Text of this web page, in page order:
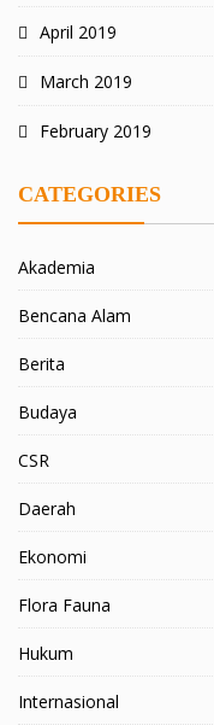
April 2019
March 2019
February 2019
CATEGORIES
Akademia
Bencana Alam
Berita
Budaya
CSR
Daerah
Ekonomi
Flora Fauna
Hukum
Internasional